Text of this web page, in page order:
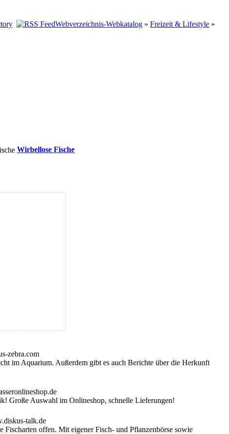
Webverzeichnis-Webkatalog » Freizeit & Lifestyle »
Wirbellose Fische
im Aquarium. Außerdem gibt es auch Berichte über die Herkunft
Große Auswahl im Onlineshop, schnelle Lieferungen!
offen. Mit eigener Fisch- und Pflanzenbörse sowie